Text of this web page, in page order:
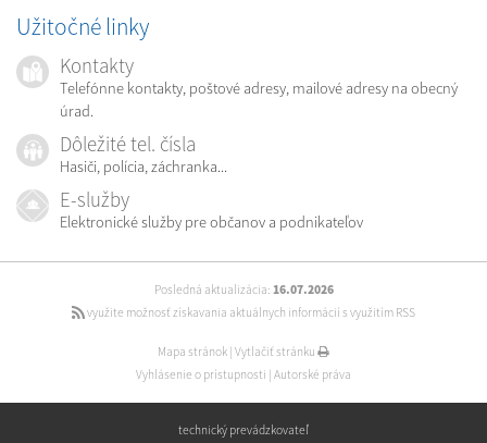
Užitočné linky
Kontakty
Telefónne kontakty, poštové adresy, mailové adresy na obecný
úrad.
Dôležité tel. čísla
Hasiči, polícia, záchranka...
E-služby
Elektronické služby pre občanov a podnikateľov
Posledná aktualizácia: 16.07.2026
využite možnosť získavania aktuálnych informácií s využitím RSS
Mapa stránok Vytlačiť stránku
Vyhlásenie o prístupnosti Autorské práva
technický prevádzkovateľ